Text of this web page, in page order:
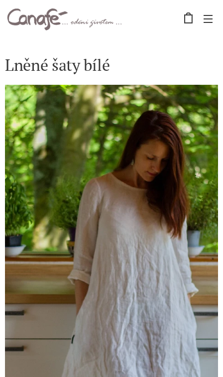
Lněné šaty bílé